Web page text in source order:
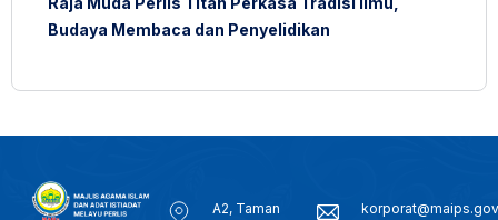
Budaya Membaca dan Penyelidikan
A2, Taman